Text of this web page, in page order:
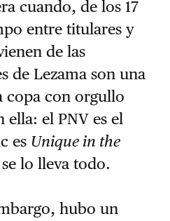
cuando, de los 17
entre titulares y
de las
de Lezama son una
copa con orgullo
ella: el PNV es el
es Unique in the
lo lleva todo.
hubo un